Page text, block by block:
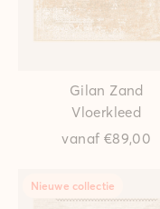
Gilan Zand
Vloerkleed
vanaf €89,00
Nieuwe collectie